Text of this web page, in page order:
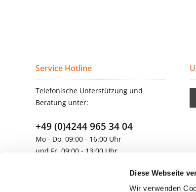
Diese Webseite
Wir verwenden
Service Hotline
Telefonische Unterstützung und
Beratung unter:
+49 (0)4244 965 34 04
Mo - Do, 09:00 - 16:00 Uhr
und Fr, 09:00 - 13:00 Uhr